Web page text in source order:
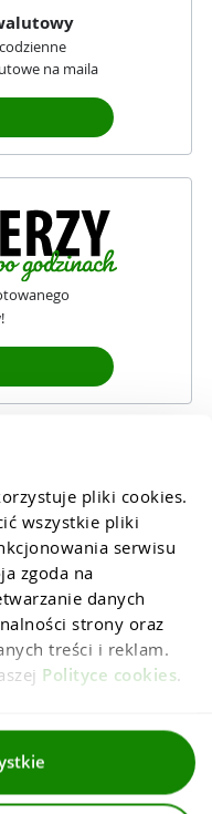
pliki cookies.
wszystkie pliki
serwisu
zgoda na
danych
strony oraz
treści i reklam.
Polityce cookies.
na maila